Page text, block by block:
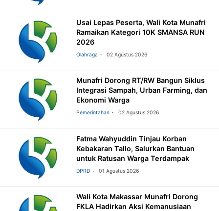
Usai Lepas Peserta, Wali Kota Munafri
Ramaikan Kategori 10K SMANSA RUN
2026
Olahraga 02 Agustus 2026
Munafri Dorong RT/RW Bangun Siklus
Integrasi Sampah, Urban Farming, dan
Ekonomi Warga
Pemerintahan 02 Agustus 2026
Fatma Wahyuddin Tinjau Korban
Kebakaran Tallo, Salurkan Bantuan
untuk Ratusan Warga Terdampak
DPRD 01 Agustus 2026
Wali Kota Makassar Munafri Dorong
FKLA Hadirkan Aksi Kemanusiaan